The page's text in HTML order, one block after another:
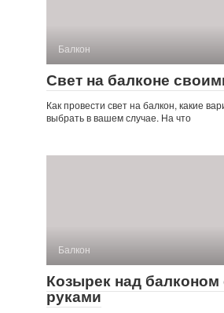
Балкон
Свет на балконе
Как провести свет на балкон, какие
выбрать в вашем случае. На что
Балкон
Козырек над
руками